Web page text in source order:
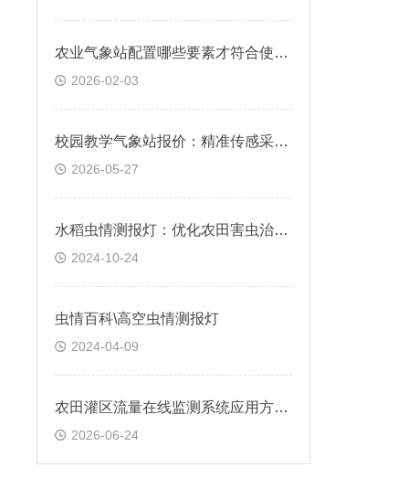
农业气象站配置哪些要素才符合使用需求?
2026-02-03
校园教学气象站报价：精准传感采集，数据输出标准规范
2026-05-27
水稻虫情测报灯：优化农田害虫治理方案
2024-10-24
虫情百科\高空虫情测报灯
2024-04-09
农田灌区流量在线监测系统应用方案详解
2026-06-24